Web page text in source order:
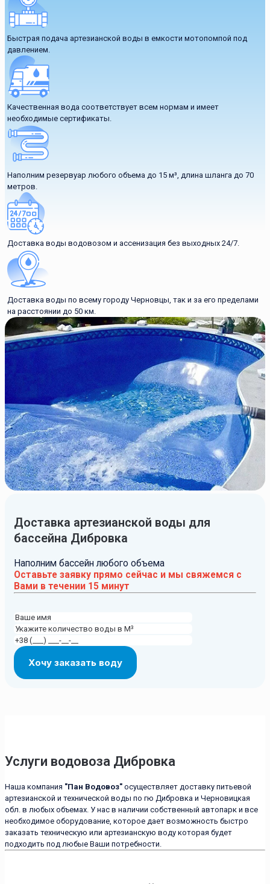
Быстрая подача артезианской воды в емкости мотопомпой под
давлением.
Качественная вода соответствует всем нормам и имеет
необходимые сертификаты.
Наполним резервуар любого объема до 15 м³, длина шланга до 70
метров.
Доставка воды водовозом и ассенизация без выходных 24/7.
Доставка воды по всему городу Черновцы, так и за его пределами
на расстоянии до 50 км.
Доставка артезианской воды для
бассейна Дибровка
Наполним бассейн любого объема
Оставьте заявку прямо сейчас и мы свяжемся с
Вами в течении 15 минут
Услуги водовоза Дибровка
Наша компания "Пан Водовоз" осуществляет доставку питьевой
артезианской и технической воды по гю Дибровка и Черновицкая
обл. в любых объемах. У нас в наличии собственный автопарк и все
необходимое оборудование, которое дает возможность быстро
заказать техническую или артезианскую воду которая будет
подходить под любые Ваши потребности.